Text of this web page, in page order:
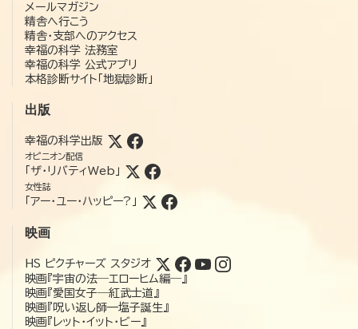
メールマガジン
精舎へ行こう
精舎・支部へのアクセス
幸福の科学 法務室
幸福の科学 公式アプリ
本格診断サイト「地獄診断」
出版
幸福の科学出版
オピニオン配信
「ザ・リバティWeb」
女性誌
「アー・ユー・ハッピー?」
映画
HS ピクチャーズ スタジオ
映画『宇宙の法―エローヒム編―』
映画『愛国女子―紅武士道』
映画『呪い返し師—塩子誕生』
映画『レット・イット・ビー』